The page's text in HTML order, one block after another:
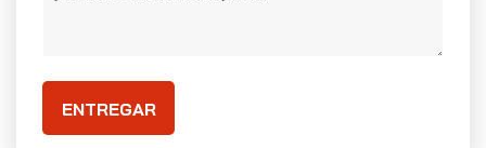
ENTREGAR